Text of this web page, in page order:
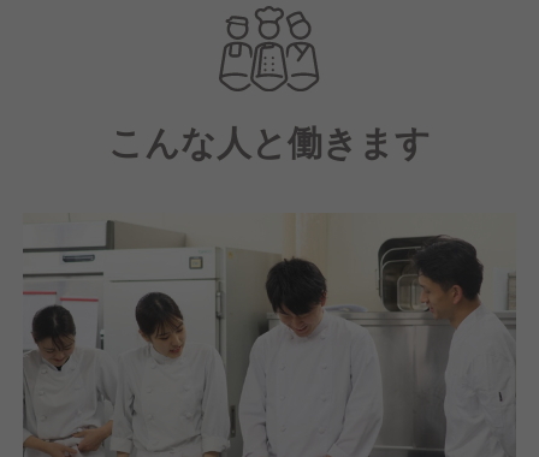
はの地産地消の食材や、地域の味覚に合わせた料理も
提供をしています。働く環境は、完全週休2日制、年
間賞与あり、社会保険完備、キャリアアップの為の各
種研修制度など充実。
Great Place To Work® Institute Japanが発表する日本
連続選出されるなど、お客様の幸せのステージを創り
続けるキャストが、最大限のパフォーマンスを発揮で
きる環境を、今後も充実させていきます。
こんな人と働きます